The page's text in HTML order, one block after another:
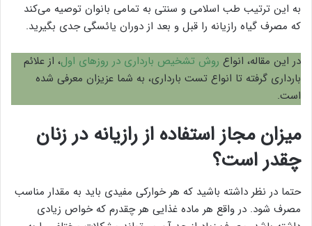
به این ترتیب طب اسلامی و سنتی به تمامی بانوان توصیه می‌کند
که مصرف گیاه رازیانه را قبل و بعد از دوران یائسگی جدی بگیرید.
در این مقاله، انواع روش تشخیص بارداری در روزهای اول، از علائم
بارداری گرفته تا انواع تست بارداری، به شما عزیزان معرفی شده
است.
میزان مجاز استفاده از رازیانه در زنان
چقدر است؟
حتما در نظر داشته باشید که هر خوارکی مفیدی باید به مقدار مناسب
مصرف شود. در واقع هر ماده غذایی هر چقدرم که خواص زیادی